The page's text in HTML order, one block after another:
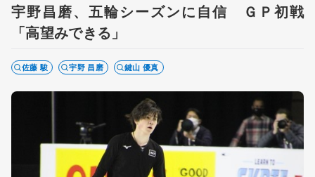
宇野昌磨、五輪シーズンに自信 ＧＰ初戦
「高望みできる」
佐藤 駿 宇野 昌磨 鍵山 優真